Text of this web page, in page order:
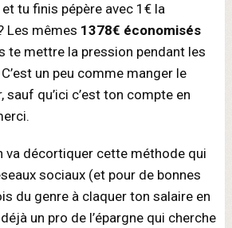
tu finis pépère avec 1€ la
Les mêmes 1378€ économisés
te mettre la pression pendant les
un peu comme manger le
sauf qu’ici c’est ton compte en
va décortiquer cette méthode qui
sociaux (et pour de bonnes
du genre à claquer ton salaire en
un pro de l’épargne qui cherche